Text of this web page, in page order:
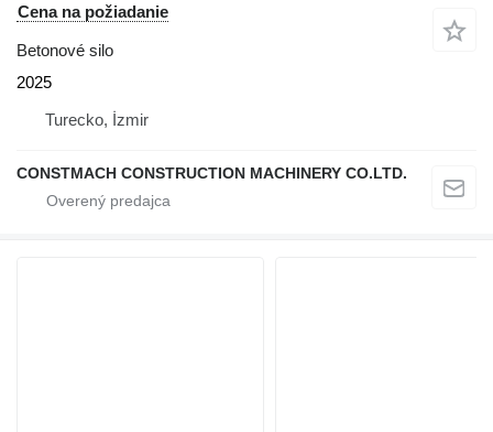
Cena na požiadanie
Betonové silo
2025
Turecko, İzmir
CONSTMACH CONSTRUCTION MACHINERY CO.LTD.